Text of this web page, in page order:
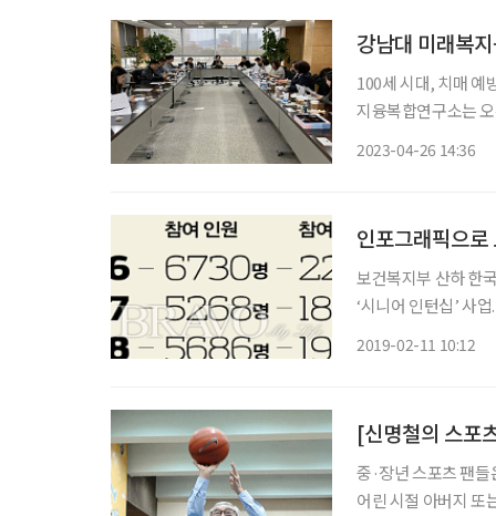
강남대 미래복
100세 시대, 치매 예
지융복합연구소는
2023-04-26 14:36
인포그래픽으
보건복지부 산하 한
‘시니어 인턴십’ 사
2019-02-11 10:12
중·장년 스포츠 팬
어린 시절 아버지 또